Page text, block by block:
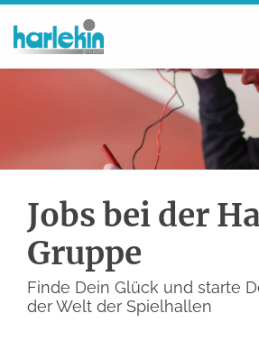
Jobs bei der
Gruppe
Finde Dein Glück und starte
der Welt der Spielhallen